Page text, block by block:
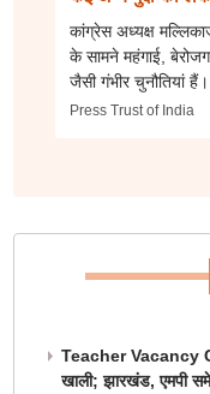
कांग्रेस अध्यक्ष
के सामने महंगाई,
जैसी गंभीर चुनौतियां हैं।
Press Trust of India
Teacher Vacancy
खाली; झारखंड, एमपी